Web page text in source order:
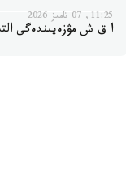
11:25, 07 تامىز 2026
ا ق ش مۋزەيىندەگى